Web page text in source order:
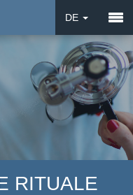
DE
EN
UA
RITUALE